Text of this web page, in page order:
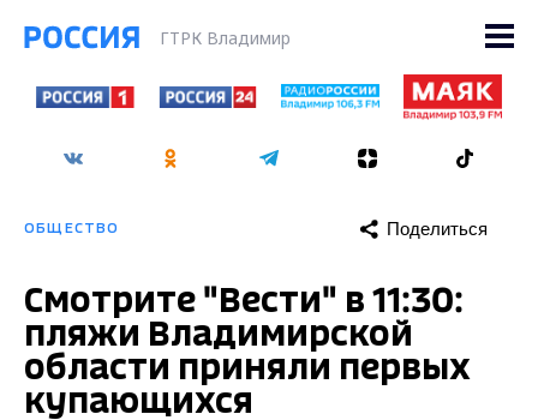
ГТРК Владимир
ОБЩЕСТВО Поделиться
Смотрите "Вести" в 11:30:
пляжи Владимирской
области приняли первых
купающихся